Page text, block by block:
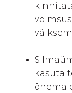
kasuta